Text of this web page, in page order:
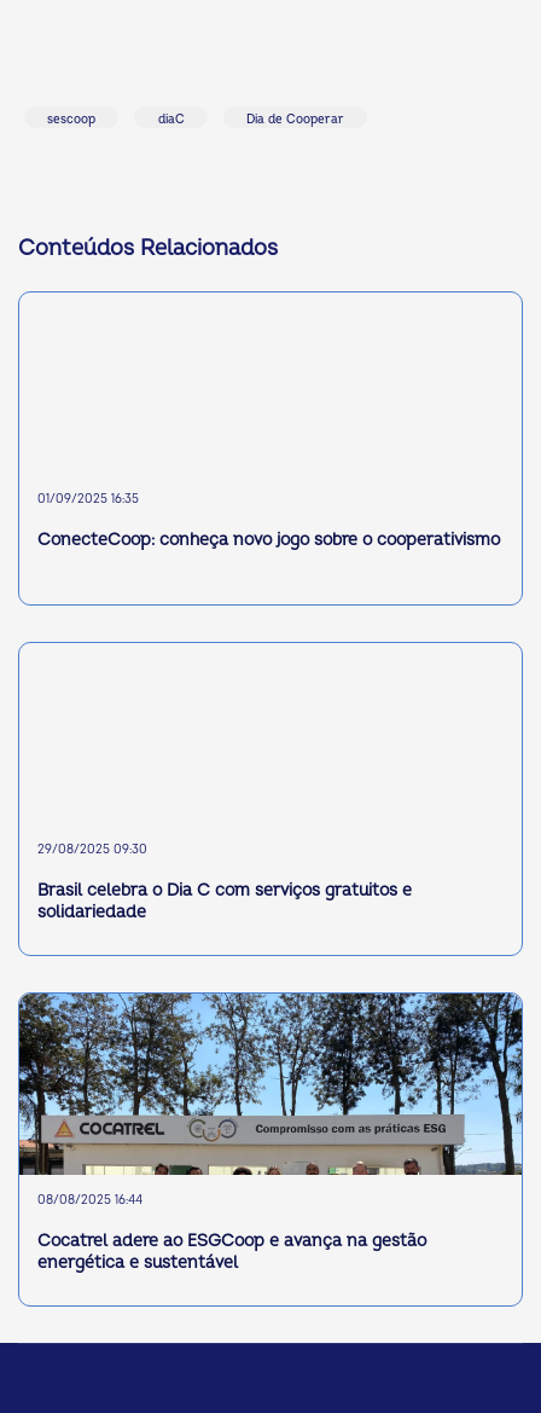
sescoop diaC Dia de Cooperar
Conteúdos Relacionados
01/09/2025 16:35
ConecteCoop: conheça novo jogo sobre o cooperativismo
29/08/2025 09:30
Brasil celebra o Dia C com serviços gratuitos e
solidariedade
08/08/2025 16:44
Cocatrel adere ao ESGCoop e avança na gestão
energética e sustentável